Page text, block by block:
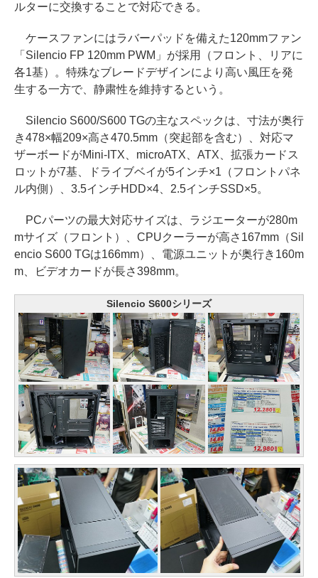
ルターに交換することで対応できる。
ケースファンにはラバーパッドを備えた120mmファン
「Silencio FP 120mm PWM」が採用（フロント、リアに
各1基）。特殊なブレードデザインにより高い風圧を発
生する一方で、静粛性を維持するという。
Silencio S600/S600 TGの主なスペックは、寸法が奥行
き478×幅209×高さ470.5mm（突起部を含む）、対応マ
ザーボードがMini-ITX、microATX、ATX、拡張カードス
ロットが7基、ドライブベイが5インチ×1（フロントパネ
ル内側）、3.5インチHDD×4、2.5インチSSD×5。
PCパーツの最大対応サイズは、ラジエーターが280m
mサイズ（フロント）、CPUクーラーが高さ167mm（Sil
encio S600 TGは166mm）、電源ユニットが奥行き160m
m、ビデオカードが長さ398mm。
Silencio S600シリーズ